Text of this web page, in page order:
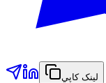
لینک کاپي